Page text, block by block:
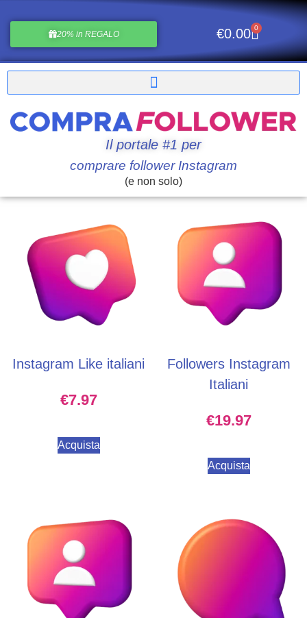
20% in REGALO €0.00 0
Il portale #1 per
comprare follower Instagram
(e non solo)
Instagram Like italiani
€7.97
Acquista
Followers Instagram
Italiani
€19.97
Acquista